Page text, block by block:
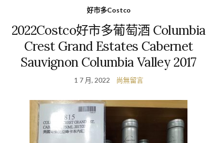
好市多Costco
2022Costco好市多葡萄酒 Columbia
Crest Grand Estates Cabernet
Sauvignon Columbia Valley 2017
1 7 月, 2022 尚無留言